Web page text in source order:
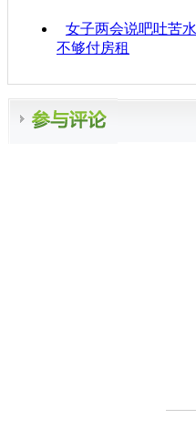
女子两会说吧吐苦
不够付房租